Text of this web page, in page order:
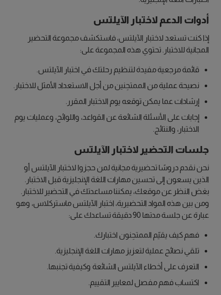
أدوات الدعم لاختبار الآيلتس
إذا كنت تستعد لاختبار الآيلتس، فاستكشف مجموعة التحضير
المجانية للاختبار. تحتوي هذه المجموعة على:
قائمة مرجعية مفيدة لتنظيم رحلتك في اختبار الآيلتس.
نصيحة عملية من الممتحِنين من أجل الاستعداد الأمثل للاختبار.
إرشادات عما يمكن توقعه يوم الاختبار المقرر.
إجابات على الأسئلة الشائعة عن القواعد، واللوائح، وعمليات يوم
الاختبار، والنتائج.
جلسات التحضير لاختبار الآيلتس
نحن نقدم دروسًا تحضيرية مجانية لمن حجزوا لاختبار الآيلتس أو
الذين يسعون إلى تحسين مهارات اللغة الإنجليزية قبل الاختبار.
بغض النظر عن موقعك، يمكننا مساعدتك في التحضير للاختبار.
ومن بين هذه المواد التحضيرية، اختبار الآيلتس ماستركلاس، وهو
عبارة عن جلسة مدتها 90 دقيقة تساعدك على:
فهم كيف يقيّم الممتحِنون اختبارك.
تلقي نصائح عملية لتعزيز مهارات اللغة الإنجليزية.
التعرف على أخطاء الآيلتس الشائعة وكيفية تجنبها.
اكتساب فهم مفصل لمعايير التقييم.